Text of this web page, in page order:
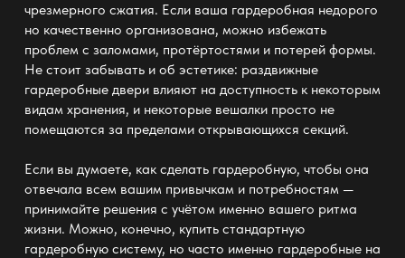
чрезмерного сжатия. Если ваша гардеробная недорого
но качественно организована, можно избежать
проблем с заломами, протёртостями и потерей формы.
Не стоит забывать и об эстетике: раздвижные
гардеробные двери влияют на доступность к некоторым
видам хранения, и некоторые вешалки просто не
помещаются за пределами открывающихся секций.
Если вы думаете, как сделать гардеробную, чтобы она
отвечала всем вашим привычкам и потребностям —
принимайте решения с учётом именно вашего ритма
жизни. Можно, конечно, купить стандартную
гардеробную систему, но часто именно гардеробные на